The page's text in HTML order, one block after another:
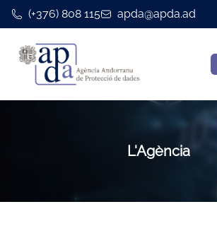
(+376) 808 115 apda@apda.ad
L'Agència